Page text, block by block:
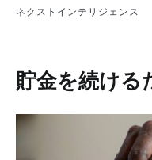
ネクストインテリジェンス
貯金を続ける